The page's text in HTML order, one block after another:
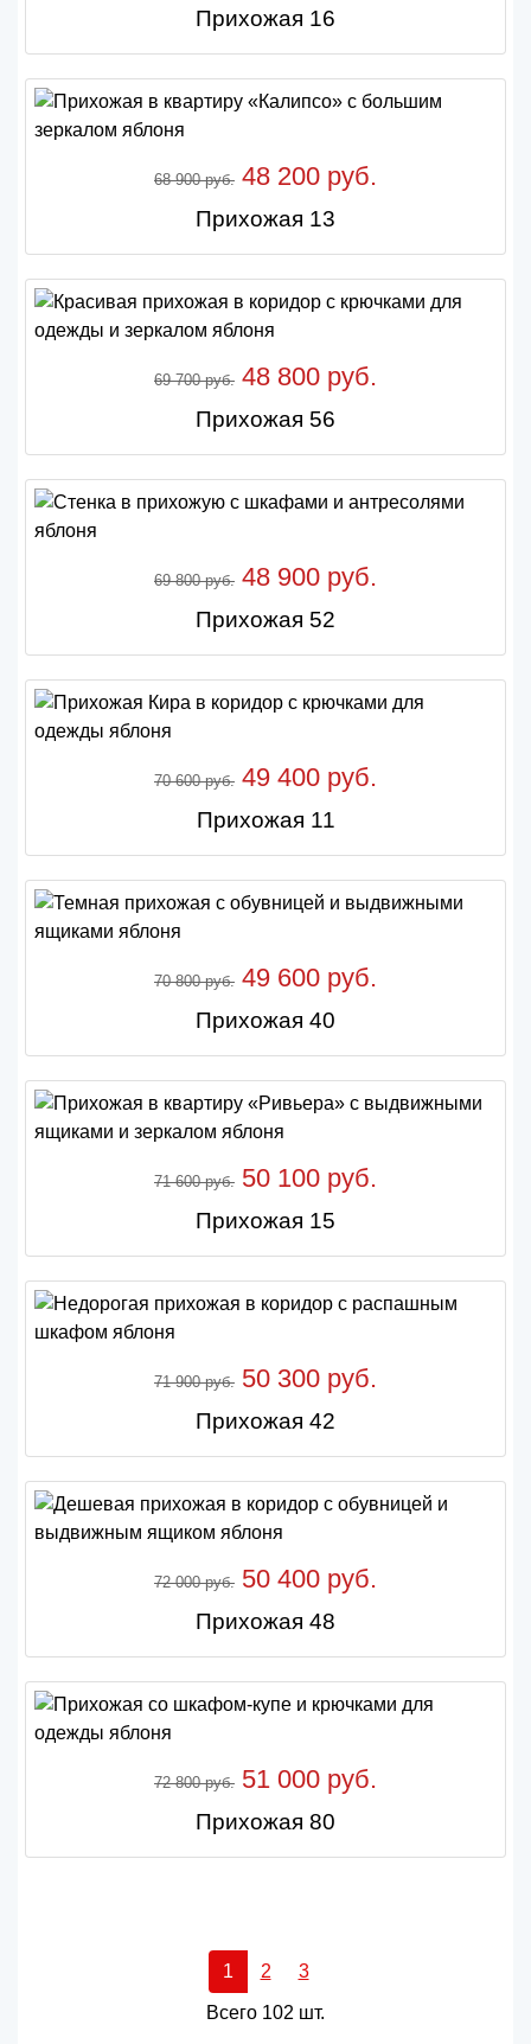
Прихожая 16
68 900 руб. 48 200 руб.
Прихожая 13
69 700 руб. 48 800 руб.
Прихожая 56
69 800 руб. 48 900 руб.
Прихожая 52
70 600 руб. 49 400 руб.
Прихожая 11
70 800 руб. 49 600 руб.
Прихожая 40
71 600 руб. 50 100 руб.
Прихожая 15
71 900 руб. 50 300 руб.
Прихожая 42
72 000 руб. 50 400 руб.
Прихожая 48
72 800 руб. 51 000 руб.
Прихожая 80
1 2 3
Всего 102 шт.